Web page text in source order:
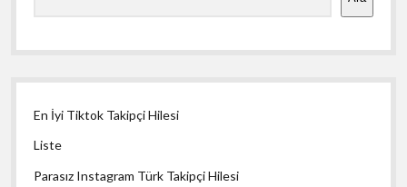
En İyi Tiktok Takipçi Hilesi
Liste
Parasız Instagram Türk Takipçi Hilesi